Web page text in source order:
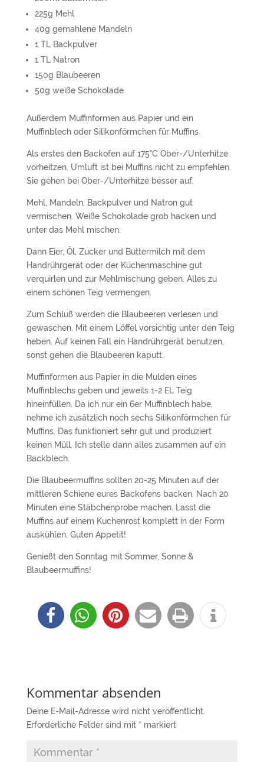
225g Mehl
40g gemahlene Mandeln
1 TL Backpulver
1 TL Natron
150g Blaubeeren
50g weiße Schokolade
Außerdem Muffinformen aus Papier und ein
Muffinblech oder Silikonförmchen für Muffins.
Als erstes den Backofen auf 175°C Ober-/Unterhitze
vorheitzen. Umluft ist bei Muffins nicht zu empfehlen.
Sie gehen bei Ober-/Unterhitze besser auf.
Mehl, Mandeln, Backpulver und Natron gut
vermischen. Weiße Schokolade grob hacken und
unter das Mehl mischen.
Dann Eier, Öl, Zucker und Buttermilch mit dem
Handrührgerät oder der Küchenmaschine gut
verquirlen und zur Mehlmischung geben. Alles zu
einem schönen Teig vermengen.
Zum Schluß werden die Blaubeeren verlesen und
gewaschen. Mit einem Löffel vorsichtig unter den Teig
heben. Auf keinen Fall ein Handrührgerät benutzen,
sonst gehen die Blaubeeren kaputt.
Muffinformen aus Papier in die Mulden eines
Muffinblechs geben und jeweils 1-2 EL Teig
hineinfüllen. Da ich nur ein 6er Muffinblech habe,
nehme ich zusätzlich noch sechs Silikonförmchen für
Muffins. Das funktioniert sehr gut und produziert
keinen Müll. Ich stelle dann alles zusammen auf ein
Backblech.
Die Blaubeermuffins sollten 20-25 Minuten auf der
mittleren Schiene eures Backofens backen. Nach 20
Minuten eine Stäbchenprobe machen. Lasst die
Muffins auf einem Kuchenrost komplett in der Form
auskühlen. Guten Appetit!
Genießt den Sonntag mit Sommer, Sonne &
Blaubeermuffins!
Kommentar absenden
Deine E-Mail-Adresse wird nicht veröffentlicht.
Erforderliche Felder sind mit * markiert